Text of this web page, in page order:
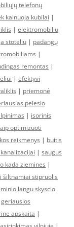
telefonų
kainuoja kubilai |
| elektromobiliu
stoteliu | padangų
|
remontas |
| efektyvi
| priemonė
pelesio
| isorinis
optimizuoti
reikmenys | buitis
| saugus
kada ziemines |
šiltnamiai stipruolis
langu skyscio
geriausios
apskaita |